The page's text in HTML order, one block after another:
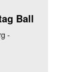
Ball
-